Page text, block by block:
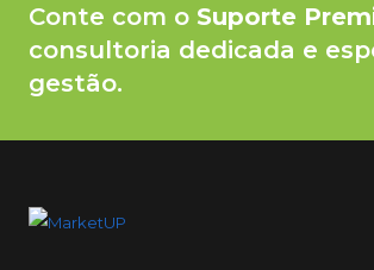
Conte com o Suporte
consultoria dedicada e
gestão.